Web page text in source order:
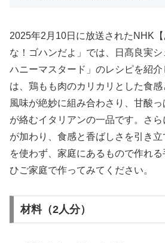
2025年2月10日に放送されたNHK
な！ゴハンだよ」では、日髙良実
ハニーマスタード」のレシピを紹
は、鶏もも肉のカリカリとした食
風味が絶妙に組み合わさり、甘酸
が絡むイタリアンの一品です。さ
が加わり、食感と香ばしさを引き
を使わず、家庭にあるもので作れ
ひご家庭で作ってみてください。
材料（2人分）